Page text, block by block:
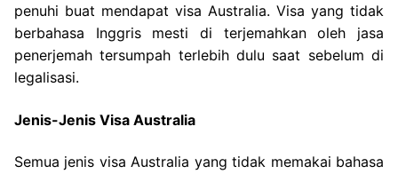
penuhi buat mendapat visa Australia. Visa yang tidak
berbahasa Inggris mesti di terjemahkan oleh jasa
penerjemah tersumpah terlebih dulu saat sebelum di
legalisasi.
Jenis-Jenis Visa Australia
Semua jenis visa Australia yang tidak memakai bahasa